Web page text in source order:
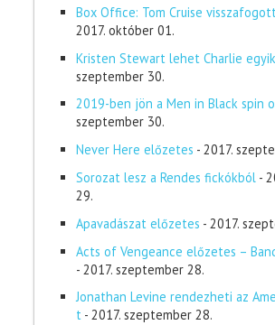
Box Office: Tom Cruise
2017. október 01.
Kristen Stewart lehet Charlie
szeptember 30.
2019-ben jön a Men in Black spin
szeptember 30.
Never Here előzetes - 2017.
Sorozat lesz a Rendes fickókból -
29.
Apavadászat előzetes - 2017.
Acts of Vengeance előzetes –
- 2017. szeptember 28.
Jonathan Levine rendezheti az
t - 2017. szeptember 28.